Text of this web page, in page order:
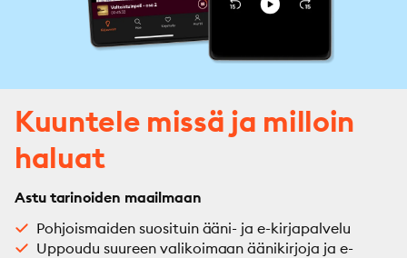
Kuuntele missä ja milloin
haluat
Astu tarinoiden maailmaan
Pohjoismaiden suosituin ääni- ja e-kirjapalvelu
Uppoudu suureen valikoimaan äänikirjoja ja e-